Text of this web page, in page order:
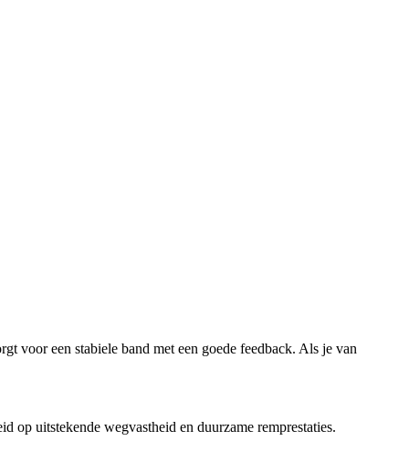
voor een stabiele band met een goede feedback. Als je van
op uitstekende wegvastheid en duurzame remprestaties.